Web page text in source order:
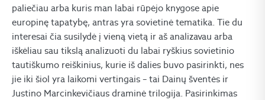
paliečiau arba kuris man labai rūpėjo knygose apie
europinę tapatybę, antras yra sovietinė tematika. Tie du
interesai čia susilydė į vieną vietą ir aš analizavau arba
iškėliau sau tikslą analizuoti du labai ryškius sovietinio
tautiškumo reiškinius, kurie iš dalies buvo pasirinkti, nes
jie iki šiol yra laikomi vertingais – tai Dainų šventės ir
Justino Marcinkevičiaus draminė trilogija. Pasirinkimas